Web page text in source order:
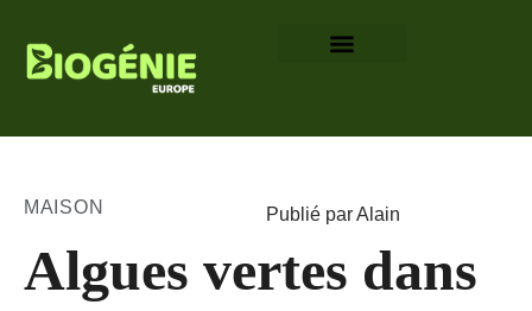
MAISON Publié par Alain
Algues vertes dans